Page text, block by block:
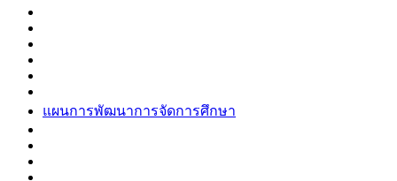
แผนการพัฒนาการจัดการศึกษา